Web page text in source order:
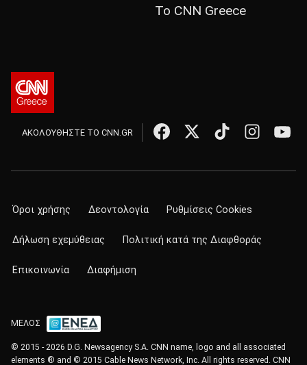
Το CNN Greece
ΑΚΟΛΟΥΘΗΣΤΕ ΤΟ CNN.GR
Όροι χρήσης Δεοντολογία Ρυθμίσεις Cookies
Δήλωση εχεμύθειας Πολιτική κατά της Διαφθοράς
Επικοινωνία Διαφήμιση
ΜΕΛΟΣ
© 2015 - 2026 D.G. Newsagency S.A. CNN name, logo and all associated
elements ® and © 2015 Cable News Network, Inc. All rights reserved. CNN